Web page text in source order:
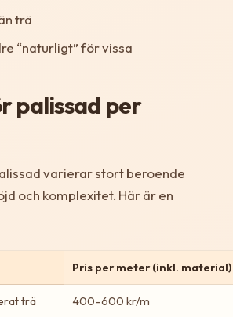
trä
“naturligt” för vissa
palissad per
varierar stort beroende
och komplexitet. Här är en
Pris per meter (inkl. material)
trä 400–600 kr/m